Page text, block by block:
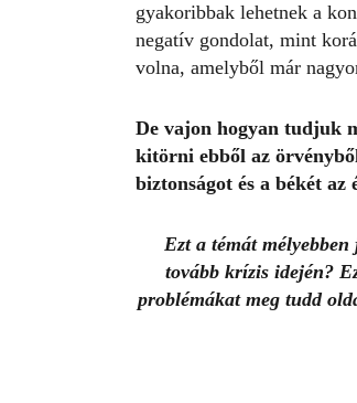
gyakoribbak lehetnek a
negatív gondolat, mint
volna, amelyből már
De vajon hogyan tudjuk
kitörni ebből az
biztonságot és a békét az
Ezt a témát
tovább krízis idején?
problémákat meg tudd